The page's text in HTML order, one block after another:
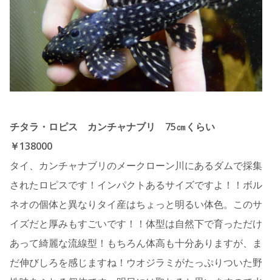
チタラ・ロピス カンチャナブリ 75㎝くらい
￥138000
タイ、カンチャナブリのメークローン川にあるダムで採集
されたロピスです！インパクトあるサイズですよ！！ボル
ネオの個体と異なりタイ産はちょっと明るい体色。このサ
イズだと厚みもすごいです！！体型は自然下で育っただけ
あって綺麗な流線型！もちろん体高も十分ありますが、ま
だ伸びしろを感じますね！ウオジラミがたっぷりついた野